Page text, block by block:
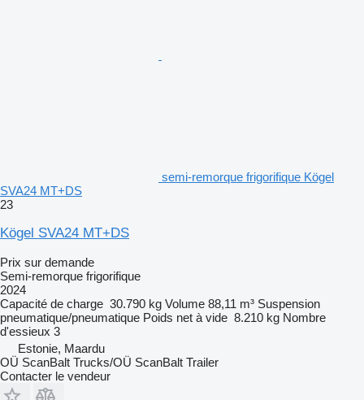
semi-remorque frigorifique Kögel
SVA24 MT+DS
23
Kögel SVA24 MT+DS
Prix sur demande
Semi-remorque frigorifique
2024
Capacité de charge 30.790 kg Volume 88,11 m³ Suspension
pneumatique/pneumatique Poids net à vide 8.210 kg Nombre
d'essieux 3
Estonie, Maardu
OÜ ScanBalt Trucks/OÜ ScanBalt Trailer
Contacter le vendeur